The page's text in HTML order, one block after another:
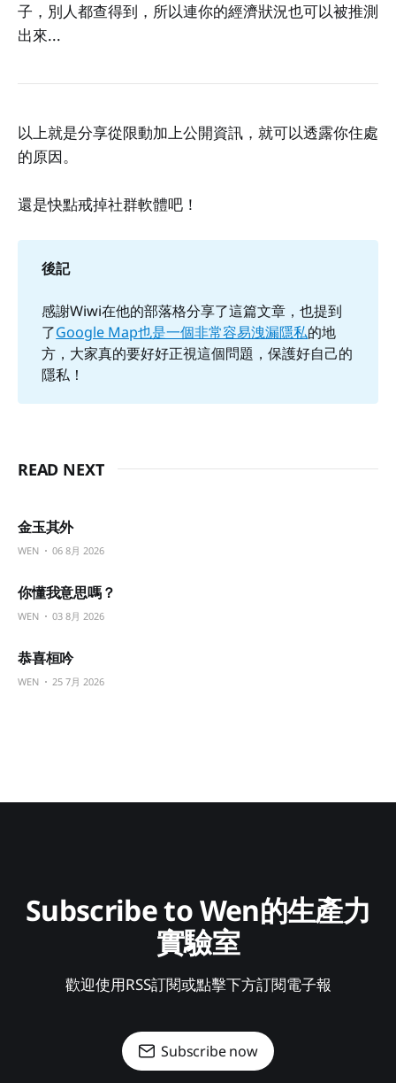
子，別人都查得到，所以連你的經濟狀況也可以被推測
出來...
以上就是分享從限動加上公開資訊，就可以透露你住處
的原因。
還是快點戒掉社群軟體吧！
後記
感謝Wiwi在他的部落格分享了這篇文章，也提到
了Google Map也是一個非常容易洩漏隱私的地
方，大家真的要好好正視這個問題，保護好自己的
隱私！
READ NEXT
金玉其外
WEN 06 8月 2026
你懂我意思嗎？
WEN 03 8月 2026
恭喜桓吟
WEN 25 7月 2026
Subscribe to Wen的生產力
實驗室
歡迎使用RSS訂閱或點擊下方訂閱電子報
Subscribe now